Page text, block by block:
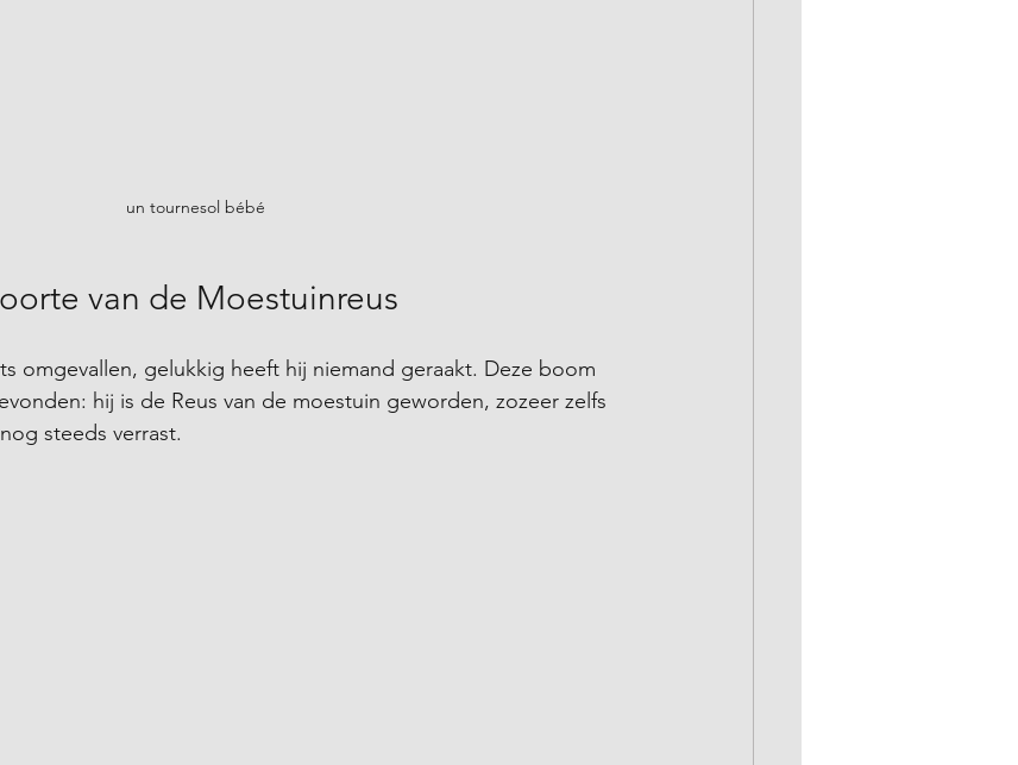
un tournesol bébé
van de Moestuinreus
omgevallen, gelukkig heeft hij niemand geraakt. Deze boom
hij is de Reus van de moestuin geworden, zozeer zelfs
steeds verrast.